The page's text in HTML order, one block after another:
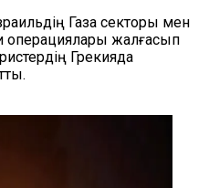
Газа секторы мен
операциялары жалғасып
Грекияда